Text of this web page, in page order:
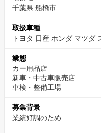
千葉県 船橋市
取扱車種
トヨタ 日産 ホンダ マツダ
業態
カー用品店
新車・中古車販売店
車検・整備工場
募集背景
業績好調のため